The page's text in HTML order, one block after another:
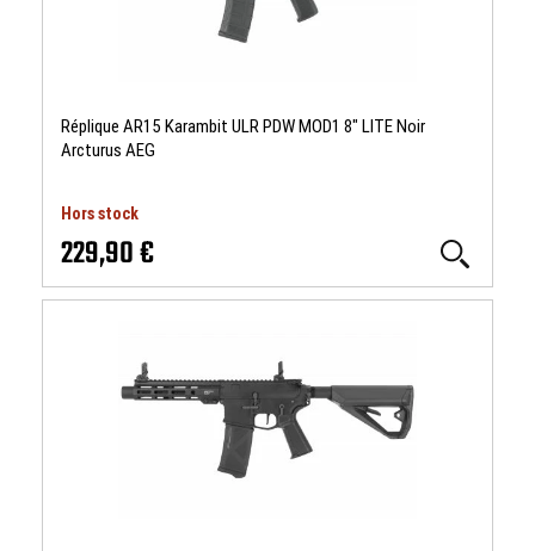
Réplique AR15 Karambit ULR PDW MOD1 8" LITE Noir
Arcturus AEG
Hors stock
229,90 €